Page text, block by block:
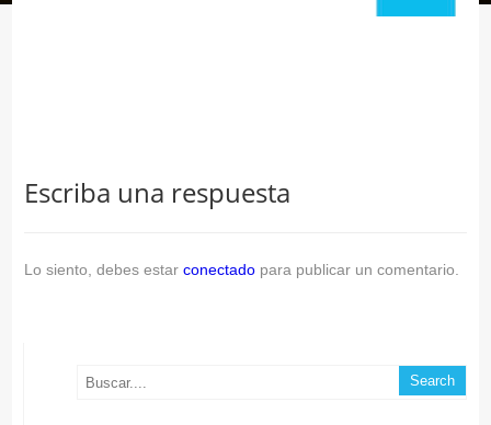
Escriba una respuesta
Lo siento, debes estar conectadopara publicar un comentario.